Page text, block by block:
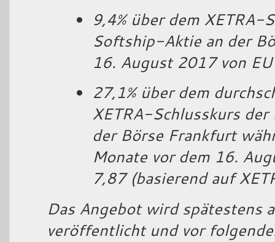
9,4% über dem XETRA-
Softship-Aktie an der
16. August 2017 von
27,1% über dem
XETRA-Schlusskurs
der Börse Frankfurt
Monate vor dem 16.
7,87 (basierend auf
Das Angebot wird spätestens
veröffentlicht und vor